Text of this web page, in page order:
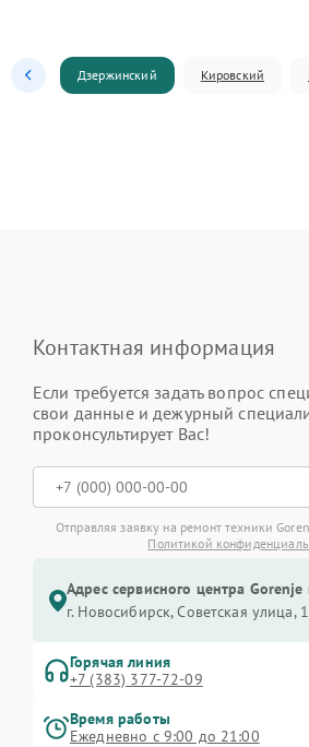
Дзержинский Кировский
Контактная информация
Если требуется задать вопрос
свои данные и дежурный
проконсультирует Вас!
Отправляя заявку на ремонт техники
Политикой
Адрес сервисного центра
г. Новосибирск, Советская улица,
Горячая линия
+7 (383) 377-72-09
Время работы
Ежедневно с 9:00 до 21:00